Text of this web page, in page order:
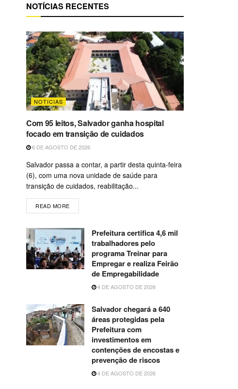
NOTÍCIAS RECENTES
NOTICIAS
Com 95 leitos, Salvador ganha hospital
focado em transição de cuidados
6 DE AGOSTO DE 2026
Salvador passa a contar, a partir desta quinta-feira
(6), com uma nova unidade de saúde para
transição de cuidados, reabilitação...
READ MORE
Prefeitura certifica 4,6 mil
trabalhadores pelo
programa Treinar para
Empregar e realiza Feirão
de Empregabilidade
4 DE AGOSTO DE 2026
Salvador chegará a 640
áreas protegidas pela
Prefeitura com
investimentos em
contenções de encostas e
prevenção de riscos
4 DE AGOSTO DE 2026